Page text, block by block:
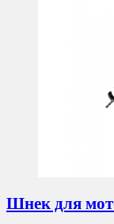
Шнек для